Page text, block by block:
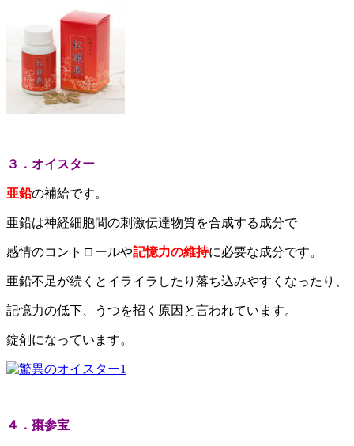
３．オイスター
亜鉛の補給です。
亜鉛は神経細胞間の刺激伝達物質を合成する成分で
感情のコントロールや記憶力の維持に必要な成分です。
亜鉛不足が続くとイライラしたり落ち込みやすくなったり、
記憶力の低下、うつを招く原因と言われています。
錠剤になっています。
４．棗参宝